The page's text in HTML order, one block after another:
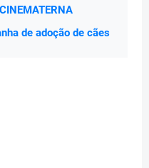
de adoção de cães